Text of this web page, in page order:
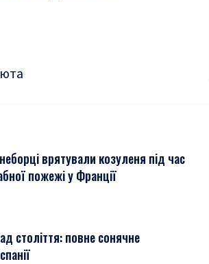
врятували козуленя під час
пожежі у Франції
століття: повне сонячне